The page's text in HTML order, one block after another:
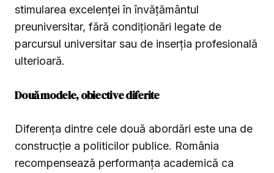
stimularea excelenței în învățământul
preuniversitar, fără condiționări legate de
parcursul universitar sau de inserția profesională
ulterioară.
Două modele, obiective diferite
Diferența dintre cele două abordări este una de
construcție a politicilor publice. România
recompensează performanța academică ca